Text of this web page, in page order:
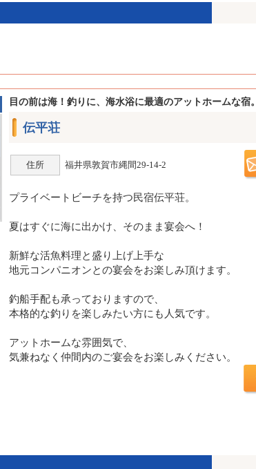
目の前は海！釣りに、海水浴に最適のアットホームな宿。
伝平荘
住所 福井県敦賀市縄間29-14-2
プライベートビーチを持つ民宿伝平荘。
夏はすぐに海に出かけ、そのまま宴会へ！
新鮮な活魚料理と盛り上げ上手な
地元コンパニオンとの宴会をお楽しみ頂けます。
釣船手配も承っておりますので、
本格的な釣りを楽しみたい方にも人気です。
アットホームな雰囲気で、
気兼ねなく仲間内のご宴会をお楽しみください。